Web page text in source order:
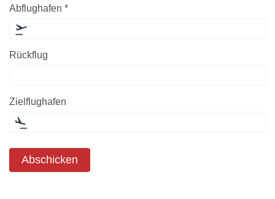
Abflughafen *
Rückflug
Zielflughafen
Abschicken